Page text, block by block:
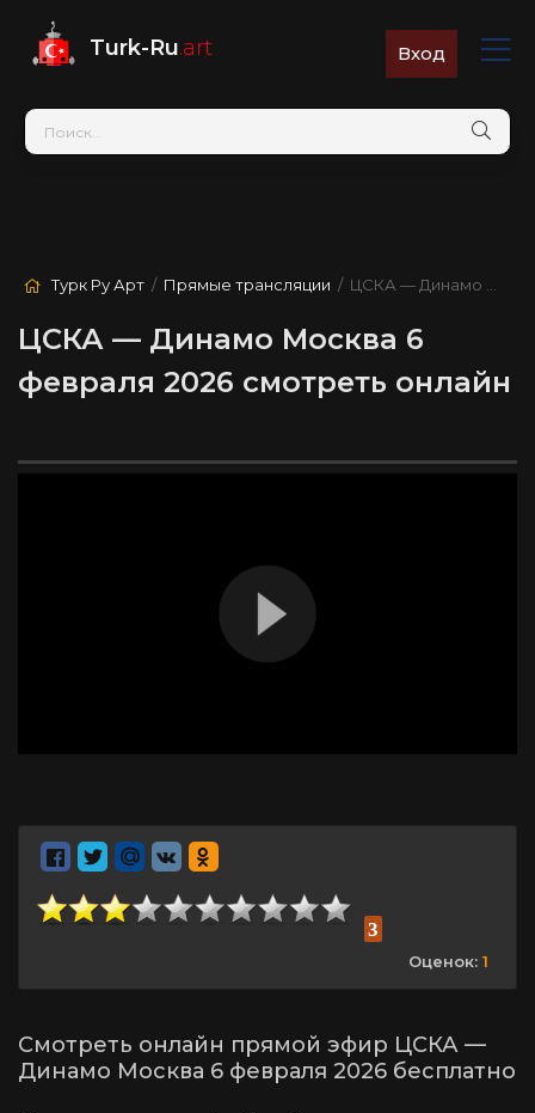
Turk-Ru.art Вход
Турк Ру Арт / Прямые трансляции / ЦСКА — Динамо Москва
ЦСКА — Динамо Москва 6
февраля 2026 смотреть онлайн
Смотреть онлайн прямой эфир ЦСКА —
Динамо Москва 6 февраля 2026 бесплатно
3
Оценок: 1